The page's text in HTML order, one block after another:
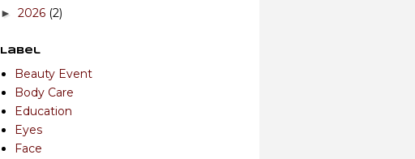
► 2026 (2)
Label
Beauty Event
Body Care
Education
Eyes
Face